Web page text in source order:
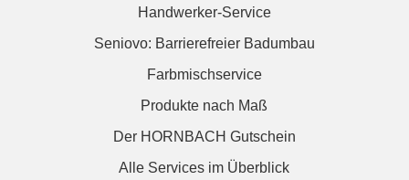
Handwerker-Service
Seniovo: Barrierefreier Badumbau
Farbmischservice
Produkte nach Maß
Der HORNBACH Gutschein
Alle Services im Überblick